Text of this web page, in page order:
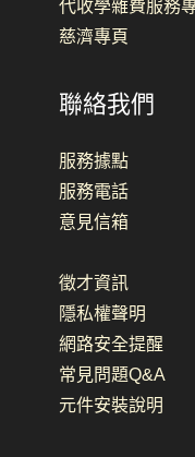
代收學雜費服務
慈濟專頁
聯絡我們
服務據點
服務電話
意見信箱
徵才資訊
隱私權聲明
網路安全提醒
常見問題Q&A
元件安裝說明